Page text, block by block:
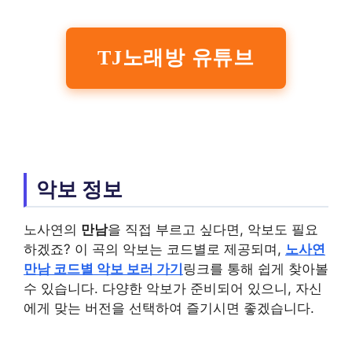
TJ노래방 유튜브
악보 정보
노사연의 만남을 직접 부르고 싶다면, 악보도 필요
하겠죠? 이 곡의 악보는 코드별로 제공되며, 노사연
만남 코드별 악보 보러 가기 링크를 통해 쉽게 찾아볼
수 있습니다. 다양한 악보가 준비되어 있으니, 자신
에게 맞는 버전을 선택하여 즐기시면 좋겠습니다.